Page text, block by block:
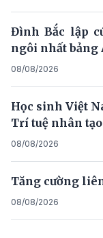
Đình Bắc lập
ngôi nhất bảng
08/08/2026
Học sinh Việt
Trí tuệ nhân
08/08/2026
Tăng cường
08/08/2026